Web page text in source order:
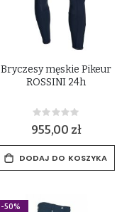
Bryczesy męskie Pikeur
ROSSINI 24h
Rating:
0%
955,00 zł
DODAJ DO KOSZYKA
-50%